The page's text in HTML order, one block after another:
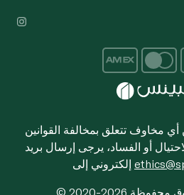
مخاوف تتعلق بمخالفة القوانين
أو الفساد، يرجى إرسال بريد
محفوظة